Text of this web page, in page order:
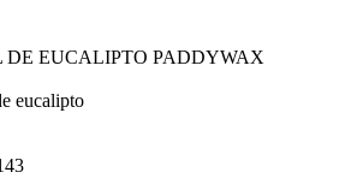
DE EUCALIPTO PADDYWAX
eucalipto